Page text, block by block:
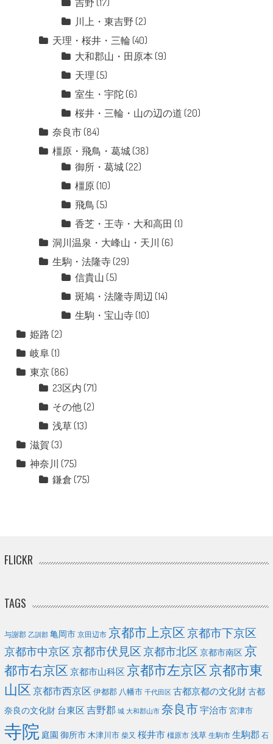
吉野 (17)
川上・東吉野 (2)
天理・桜井・三輪 (40)
大和郡山・田原本 (9)
天理 (5)
室生・宇陀(6)
桜井・三輪・山の辺の道 (20)
奈良市(84)
橿原・飛鳥・葛城(38)
御所・葛城(22)
橿原(10)
飛鳥 (5)
香芝・王寺・大和高田 (1)
洞川温泉・大峰山・天川 (6)
生駒・法隆寺(29)
信貴山 (5)
斑鳩・法隆寺周辺 (14)
生駒・宝山寺(10)
姫路 (2)
岐阜(1)
東京(86)
23区内 (71)
その他(2)
浅草(13)
滋賀 (3)
神奈川 (75)
鎌倉 (75)
FLICKR
TAGS
与謝郡 乙訓郡 亀岡市 京田辺市 京都市上京区京都市下京区
京都市中京区京都市伏見区京都市北区 京都市南区 京
都市右京区 京都市山科区 京都市左京区京都市東
山区京都市西京区 伊都郡 八幡市 千代田区 古都京都の文化財古都
奈良の文化財 台東区 吉野郡 城 大和郡山市 奈良市宇治市 宮津市
寺院 庭園 御所市 木津川市 柴又 桜井市 橿原市 浅草 生駒市 生駒郡 石